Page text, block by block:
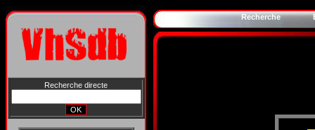
Recherche directe
Recherche